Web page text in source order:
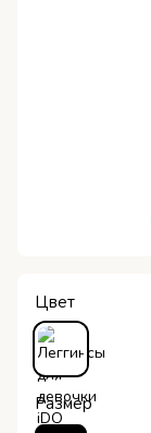
Цвет
Размер